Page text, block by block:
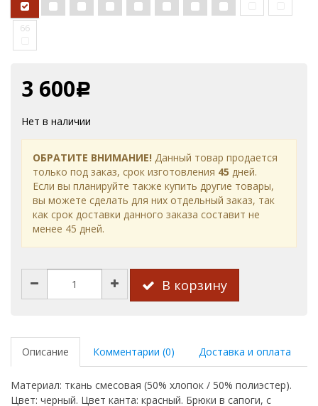
66
3 600Р
Нет в наличии
ОБРАТИТЕ ВНИМАНИЕ! Данный товар продается
только под заказ, срок изготовления 45 дней.
Если вы планируйте также купить другие товары,
вы можете сделать для них отдельный заказ, так
как срок доставки данного заказа составит не
менее 45 дней.
В корзину
Описание Комментарии (0) Доставка и оплата
Материал: ткань смесовая (50% хлопок / 50% полиэстер).
Цвет: черный. Цвет канта: красный. Брюки в сапоги, с